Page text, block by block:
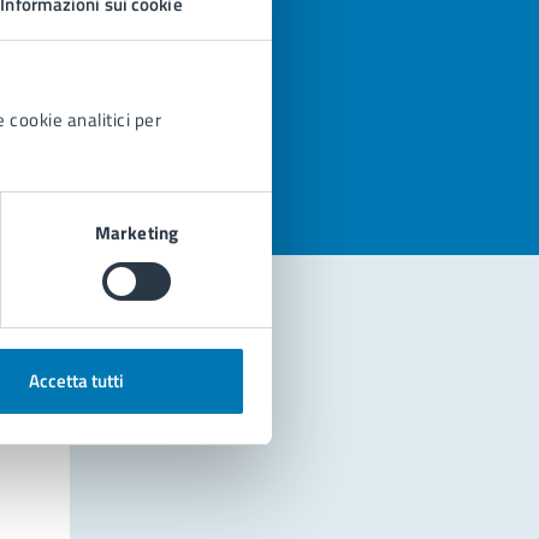
cookie analitici per
Marketing
Accetta tutti